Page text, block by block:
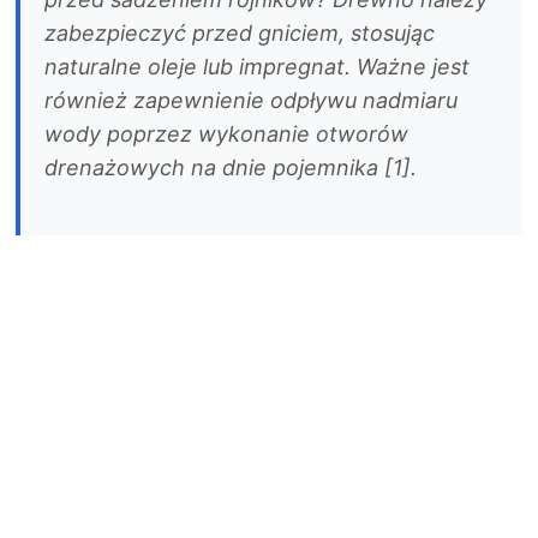
zabezpieczyć przed gniciem, stosując
naturalne oleje lub impregnat. Ważne jest
również zapewnienie odpływu nadmiaru
wody poprzez wykonanie otworów
drenażowych na dnie pojemnika [1].